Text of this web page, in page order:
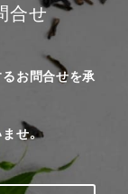
合せ
お問合せを承
せ。